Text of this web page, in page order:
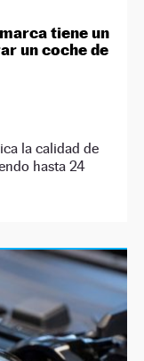
tiene un
un coche de
la calidad de
hasta 24